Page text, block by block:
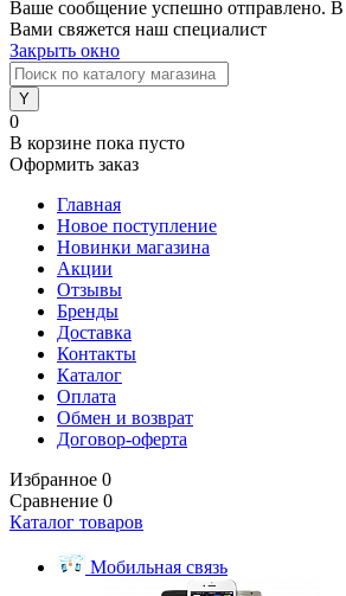
Ваше сообщение успешно отправлено.
Вами свяжется наш специалист
Закрыть окно
0
В корзине пока пусто
Оформить заказ
Главная
Новое поступление
Новинки магазина
Акции
Отзывы
Бренды
Доставка
Контакты
Каталог
Оплата
Обмен и возврат
Договор-оферта
Избранное 0
Сравнение 0
Каталог товаров
Мобильная связь